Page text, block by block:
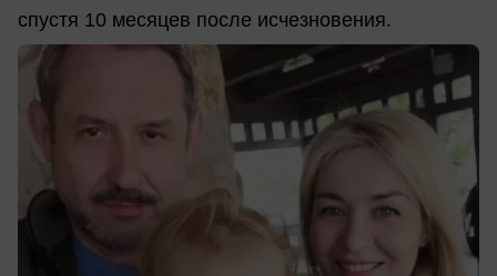
спустя 10 месяцев после исчезновения.